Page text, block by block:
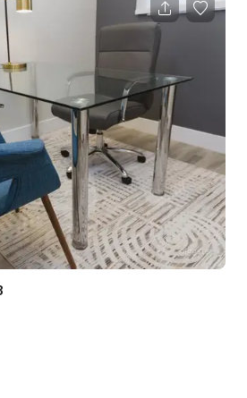
cordiale personale alla reception,
a ogni incontro. Vivi
in uno spazio progettato per